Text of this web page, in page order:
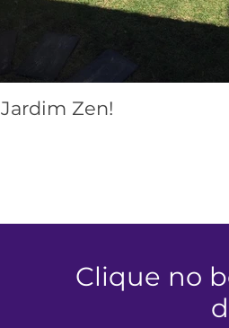
Jardim Zen!
Clique no